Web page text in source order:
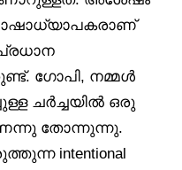
ഗോപി, നമ്മൾ
ചർച്ചയിൽ ഒരു
തോന്നുന്നു.
intentional